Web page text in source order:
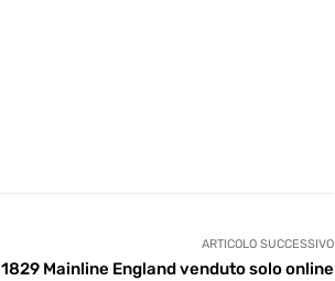
ARTICOLO SUCCESSIVO
1829 Mainline England venduto solo online